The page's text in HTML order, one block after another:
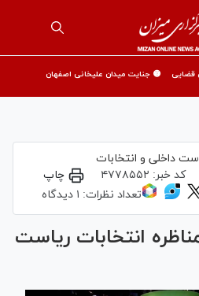
قضایی 🟡 جنایت میدان علیخانی اصفهان
داخلی و انتخابات
کد خبر: ۴۷۷۸۵۵۲
چاپ
تعداد نظرات: ۱ دیدگاه
انتخابات ریاست